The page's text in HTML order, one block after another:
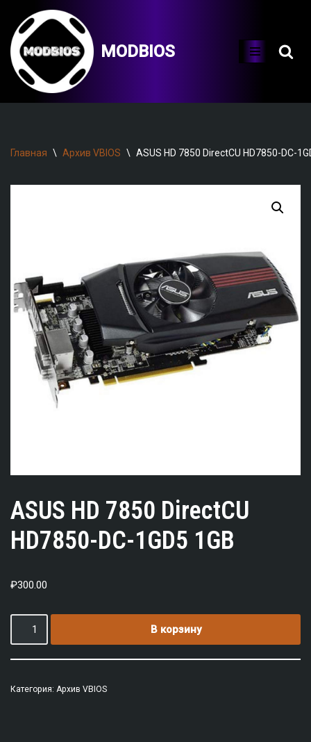
Перейти
к
содержимому
MODBIOS
Главная \ Архив VBIOS \ ASUS HD 7850 DirectCU HD7850-DC-
ASUS HD 7850 DirectCU
HD7850-DC-1GD5 1GB
₽300.00
В корзину
Категория: Архив VBIOS